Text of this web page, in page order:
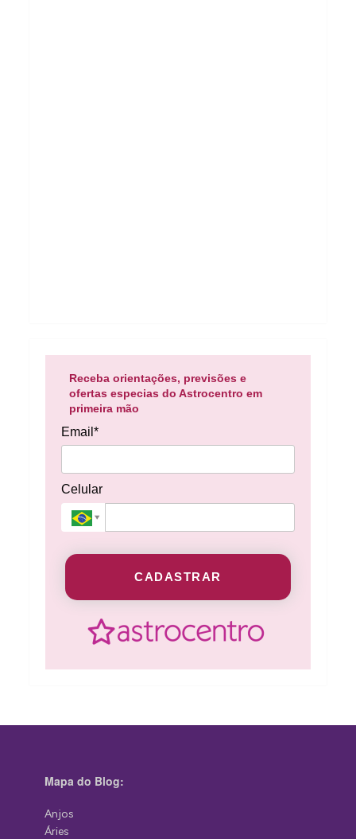
Receba orientações, previsões e
ofertas especias do Astrocentro em
primeira mão
Email*
Celular
CADASTRAR
Mapa do Blog:
Anjos
Áries